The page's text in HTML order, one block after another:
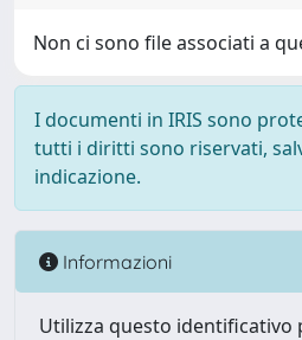
Non ci sono file associati a
I documenti in IRIS sono
tutti i diritti sono riservati,
indicazione.
Informazioni
Utilizza questo identificativo